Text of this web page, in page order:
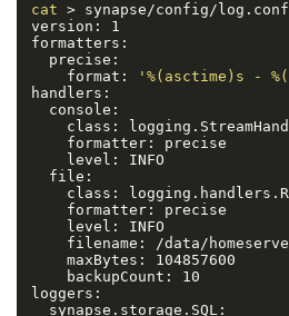
cat > synapse/config/
version: 1
formatters:
  precise:
    format:
'%(asctime)s -
handlers:
  console:
class:
    formatter: precise
    level: INFO
  file:
class:
    formatter: precise
    level: INFO
filename: /data/
    maxBytes: 104857600
    backupCount: 10
loggers:
  synapse.storage.SQL: